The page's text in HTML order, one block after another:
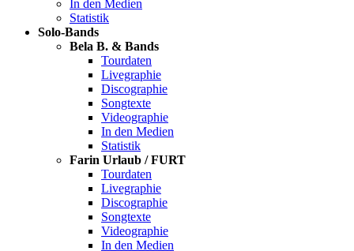
In den Medien
Statistik
Solo-Bands
Bela B. & Bands
Tourdaten
Livegraphie
Discographie
Songtexte
Videographie
In den Medien
Statistik
Farin Urlaub / FURT
Tourdaten
Livegraphie
Discographie
Songtexte
Videographie
In den Medien